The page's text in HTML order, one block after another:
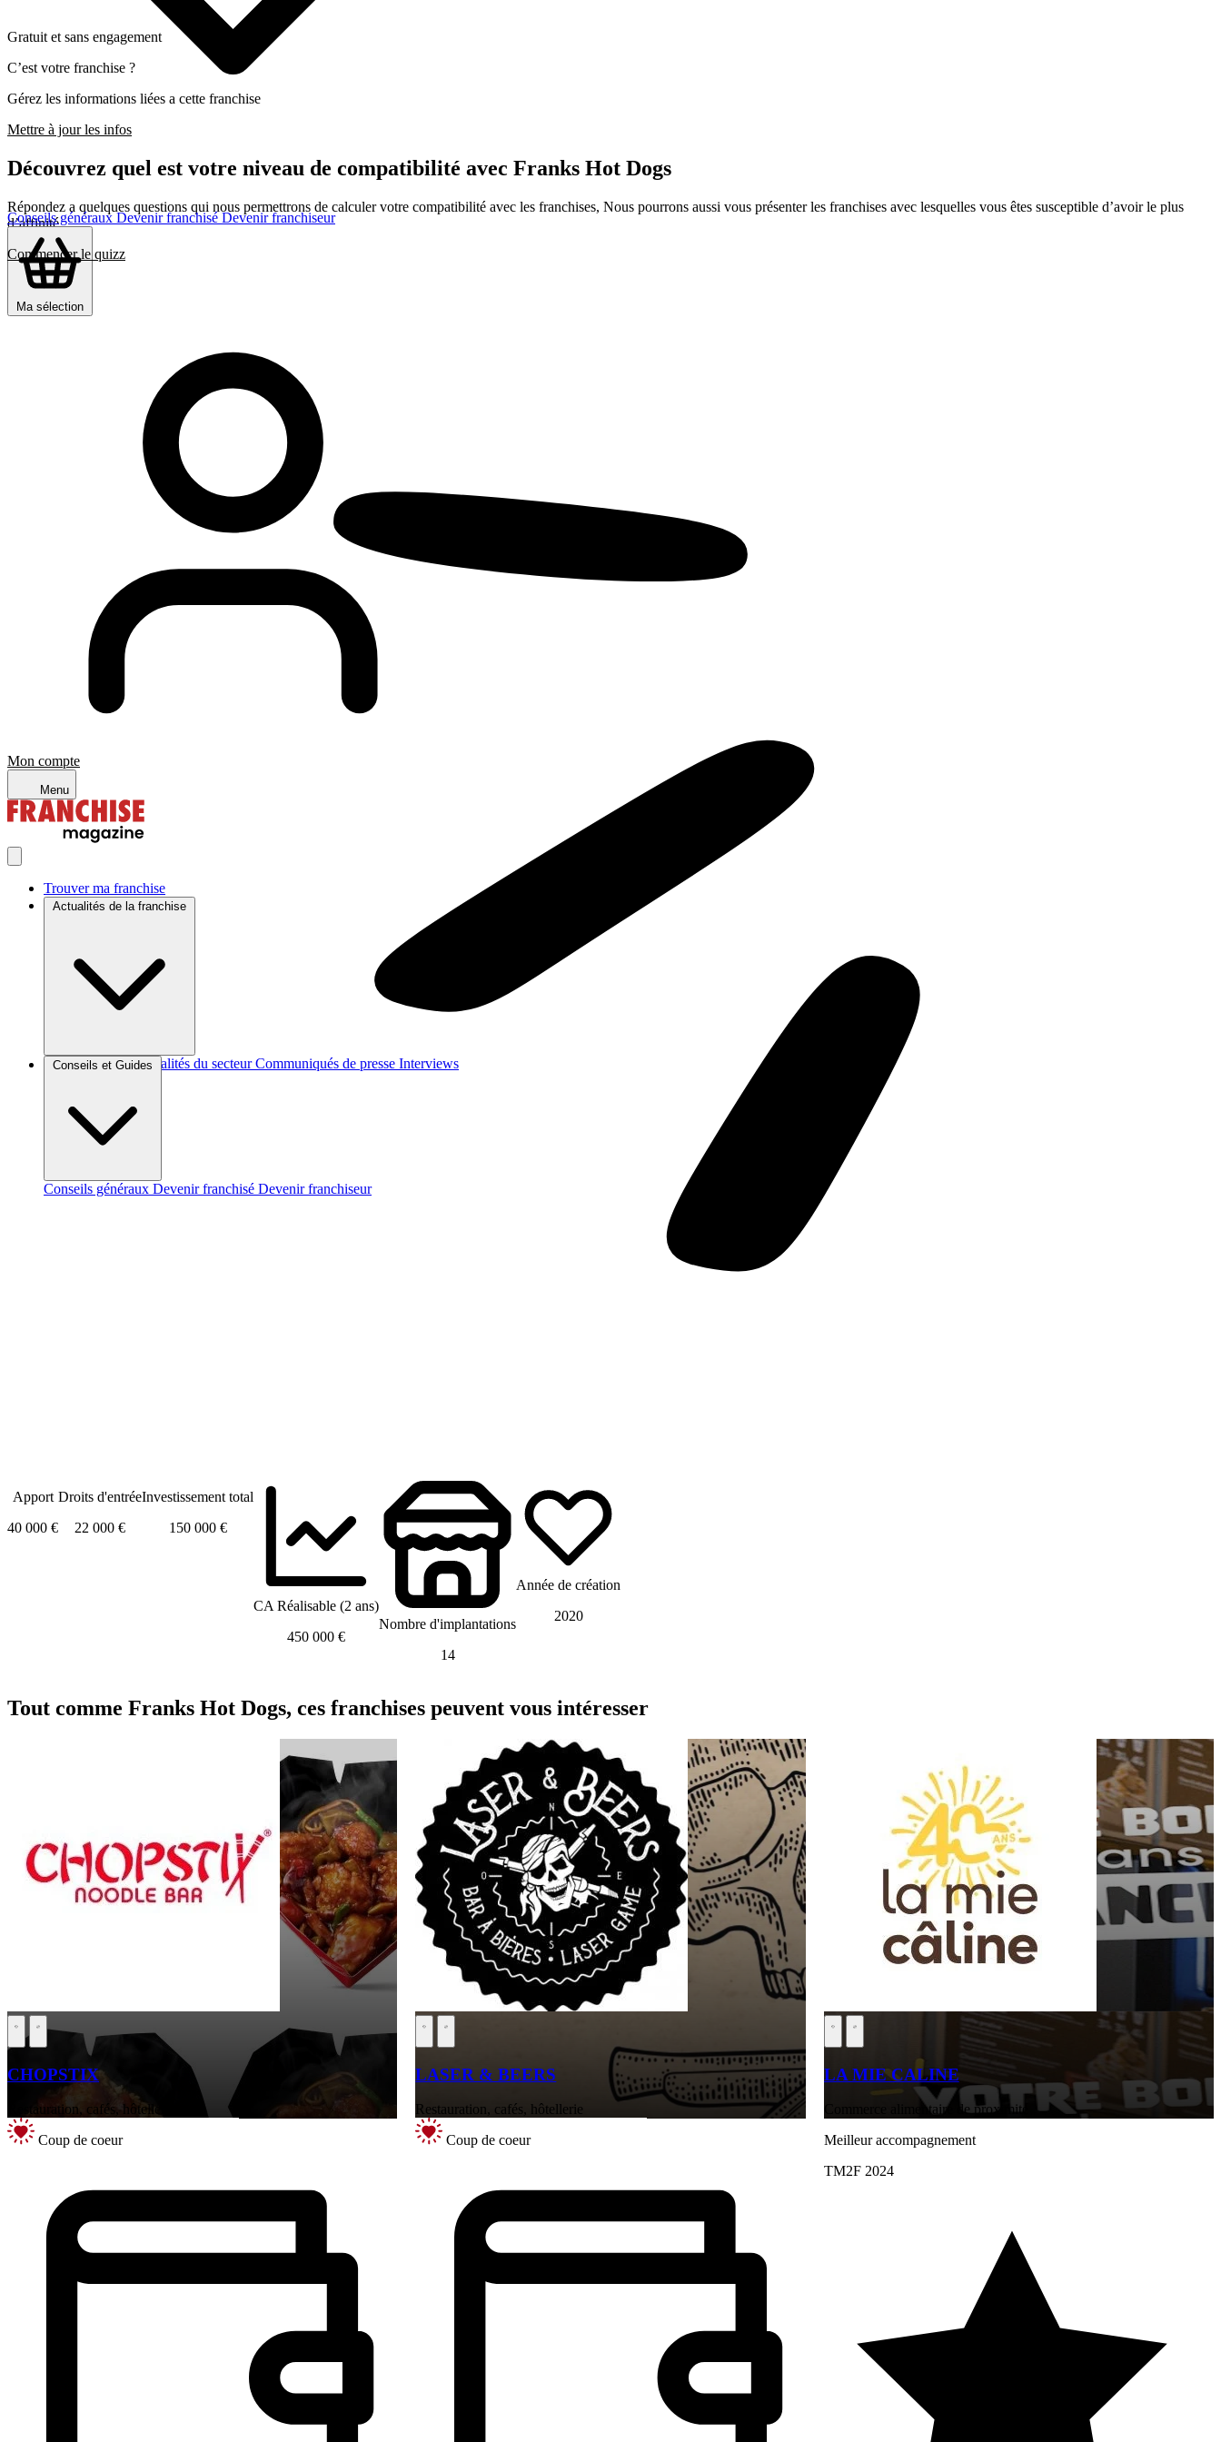
Conseils généraux Devenir franchisé Devenir franchiseur
Ma sélection
Mon compte
Menu
Trouver ma franchise
Actualités de la franchise
Brèves et actus Actualités du secteur Communiqués de presse Interviews
Conseils et Guides
Conseils généraux Devenir franchisé Devenir franchiseur
Gratuit et sans engagement
C’est votre franchise ?
Gérez les informations liées a cette franchise
Mettre à jour les infos
Découvrez quel est votre niveau de compatibilité avec Franks Hot Dogs
Répondez a quelques questions qui nous permettrons de calculer votre compatibilité avec les franchises, Nous pourrons aussi vous présenter les franchises avec lesquelles vous êtes susceptible d’avoir le plus
d’affinité
Commencer le quizz
Apport
40 000 €
Droits d'entrée
22 000 €
Investissement total
150 000 €
CA Réalisable (2 ans)
450 000 €
Nombre d'implantations
14
Année de création
2020
Tout comme Franks Hot Dogs, ces franchises peuvent vous intéresser
CHOPSTIX
Restauration, cafés, hôtellerie
Coup de coeur
LASER & BEERS
Restauration, cafés, hôtellerie
Coup de coeur
LA MIE CALINE
Commerce alimentaire de proximité
Meilleur accompagnement
TM2F 2024